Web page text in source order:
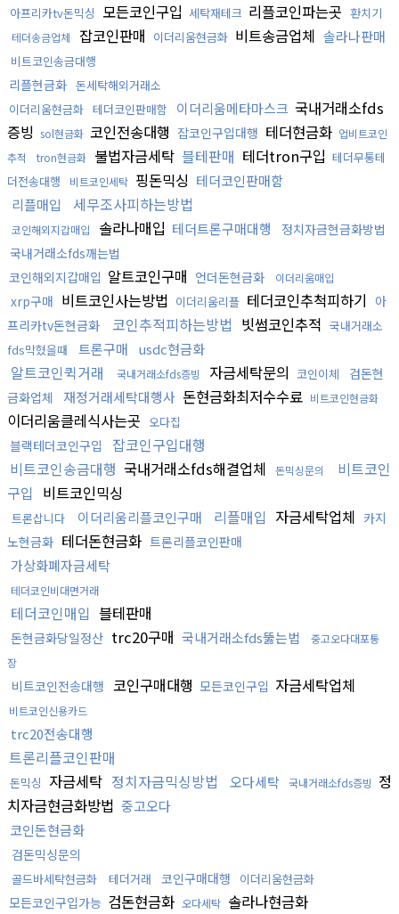
아프리카tv돈믹싱 모든코인구입 세탁재테크 리플코인파는곳 환치기
테더송금업체 잡코인판매 이더리움현금화 비트송금업체 솔라나판매
비트코인송금대행
리플현금화 돈세탁해외거래소
이더리움현금화 테더코인판매함 이더리움메타마스크 국내거래소fds
증빙 sol현금화 코인전송대행 잡코인구입대행 테더현금화 업비트코인
추적
tron현금화 불법자금세탁 블테판매 테더tron구입 테더무통테
더전송대행
비트코인세탁 핑돈믹싱 테더코인판매함
리플매입
세무조사피하는방법
코인해외지갑매입 솔라나매입 테더트론구매대행
정치자금현금화방법
국내거래소fds깨는법
코인해외지갑매입 알트코인구매 언더돈현금화 이더리움매입
xrp구매 비트코인사는방법 이더리움리플 테더코인추척피하기 아
프리카tv돈현금화
코인추적피하는방법 빗썸코인추적 국내거래소
fds막혔을때
트론구매 usdc현금화
알트코인퀵거래 국내거래소fds증빙 자금세탁문의 코인이체
검돈현
금화업체
재정거래세탁대행사 돈현금화최저수수료 비트코인현금화
이더리움클레식사는곳 오다집
블랙테더코인구입
잡코인구입대행
비트코인송금대행 국내거래소fds해결업체 돈믹싱문의
비트코인
구입 비트코인믹싱
트론삽니다 이더리움리플코인구매 리플매입 자금세탁업체 카지
노현금화 테더돈현금화 트론리플코인판매
가상화폐자금세탁
테더코인비대면거래
테더코인매입 블테판매
돈현금화당일정산 trc20구매 국내거래소fds뚫는법
중고오다대포통
장
비트코인전송대행 코인구매대행 모든코인구입 자금세탁업체
비트코인신용카드
trc20전송대행
트론리플코인판매
돈믹싱 자금세탁 정치자금믹싱방법 오다세탁 국내거래소fds증빙 정
치자금현금화방법 중고오다
코인돈현금화
검돈믹싱문의
골드바세탁현금화 테더거래 코인구매대행 이더리움현금화
모든코인구입가능 검돈현금화 오다세탁 솔라나현금화